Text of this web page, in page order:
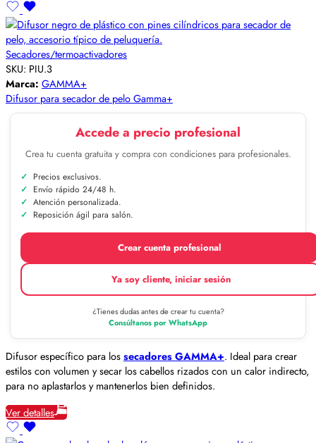
Secadores/termoactivadores
SKU: PIU.3
Marca: GAMMA+
Difusor para secador de pelo Gamma+
Accede a precio profesional
Crea tu cuenta gratuita y compra con condiciones para profesionales.
Precios exclusivos.
Envío rápido 24/48 h.
Atención personalizada.
Reposición ágil para salón.
Crear cuenta profesional
Ya soy cliente, iniciar sesión
¿Tienes dudas antes de crear tu cuenta?
Consúltanos por WhatsApp
Difusor específico para lossecadores GAMMA+. Ideal para crear
estilos con volumen y secar los cabellos rizados con un calor indirecto,
para no aplastarlos y mantenerlos bien definidos.
Ver detalles